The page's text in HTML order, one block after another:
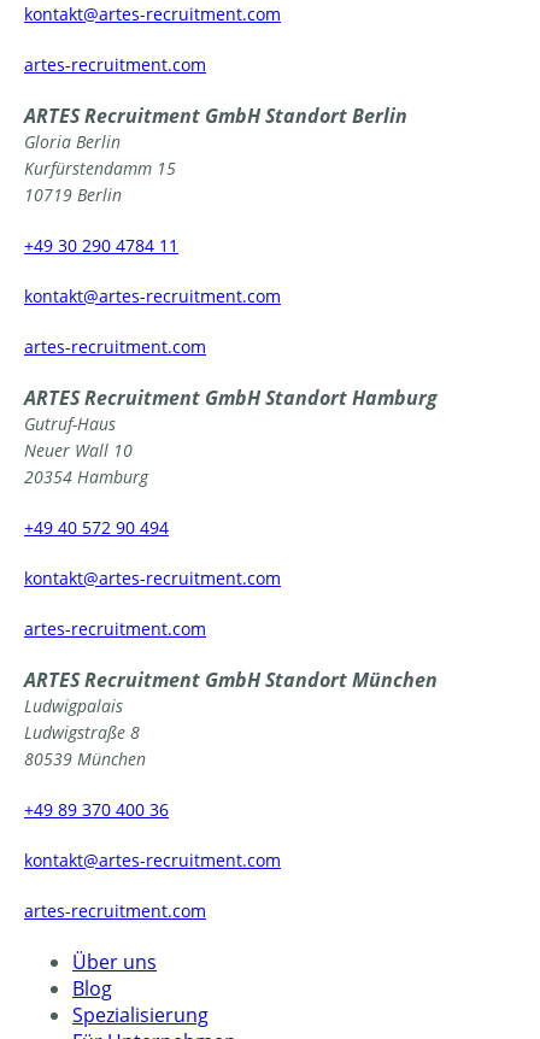
moc.t
nemti
urcer
-setr
a@tka
tnok
artes-recruitment.com
ARTES Recruitment GmbHStandort Berlin
Gloria Berlin
Kurfürstendamm 15
10719 Berlin
+49 30 290 4784 11
moc.t
nemti
urcer
-setr
a@tka
tnok
artes-recruitment.com
ARTES Recruitment GmbHStandort Hamburg
Gutruf-Haus
Neuer Wall 10
20354 Hamburg
+49 40 572 90 494
moc.t
nemti
urcer
-setr
a@tka
tnok
artes-recruitment.com
ARTES Recruitment GmbHStandort München
Ludwigpalais
Ludwigstraße 8
80539 München
+49 89 370 400 36
moc.t
nemti
urcer
-setr
a@tka
tnok
artes-recruitment.com
Über uns
Blog
Spezialisierung